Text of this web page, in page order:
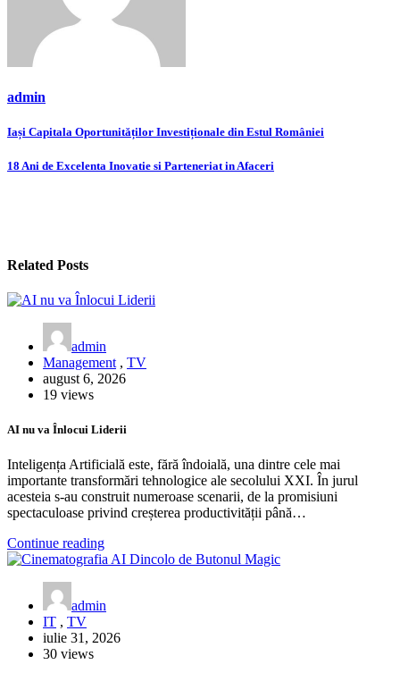
admin
Navigare
în
Iași Capitala Oportunităților Investiționale din Estul României
18 Ani de Excelenta Inovatie si Parteneriat in Afaceri
Related Posts
admin
Management , TV
august 6, 2026
19 views
AI nu va Înlocui Liderii
Inteligența Artificială este, fără îndoială, una dintre cele mai
importante transformări tehnologice ale secolului XXI. În jurul
acesteia s-au construit numeroase scenarii, de la promisiuni
spectaculoase privind creșterea productivității până…
Continue reading
admin
IT , TV
iulie 31, 2026
30 views